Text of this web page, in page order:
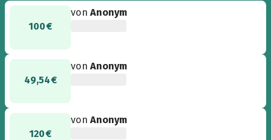
100 €
vonAnonym
49,54 €
vonAnonym
120 €
vonAnonym